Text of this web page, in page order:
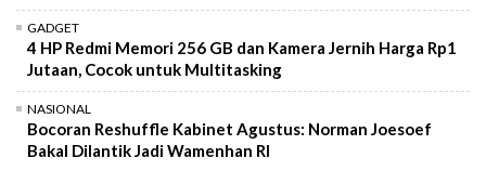
GADGET
4 HP Redmi Memori 256 GB dan Kamera Jernih Harga Rp1
Jutaan, Cocok untuk Multitasking
NASIONAL
Bocoran Reshuffle Kabinet Agustus: Norman Joesoef
Bakal Dilantik Jadi Wamenhan RI